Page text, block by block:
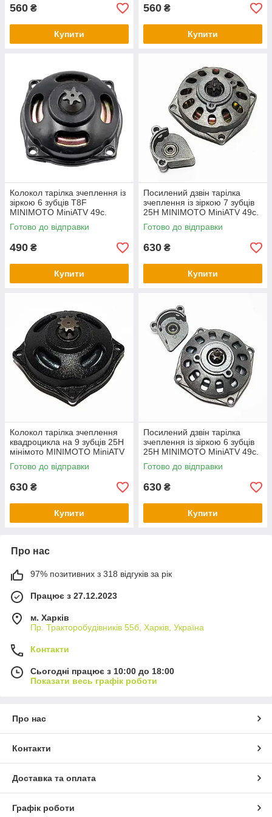
560 ₴
Купити
560 ₴
Купити
Колокол тарілка зчеплення із
зіркою 6 зубців T8F
MINIMOTO MiniATV 49с.
Готово до відправки
490 ₴
Купити
Посилений дзвін тарілка
зчеплення із зіркою 7 зубців
25H MINIMOTO MiniATV 49с.
Готово до відправки
630 ₴
Купити
Колокол тарілка зчеплення
квадроцикла на 9 зубців 25H
мінімото MINIMOTO MiniATV
49c
Готово до відправки
630 ₴
Купити
Посилений дзвін тарілка
зчеплення із зіркою 6 зубців
25H MINIMOTO MiniATV 49с.
Готово до відправки
630 ₴
Купити
Про нас
97% позитивних з 318 відгуків за рік
Працює з 27.12.2023
м. Харків
Пр. Тракторобудiвникiв 55б, Харків, Україна
Контакти
Сьогодні працює з 10:00 до 18:00
Показати весь графік роботи
Про нас
Контакти
Доставка та оплата
Графік роботи